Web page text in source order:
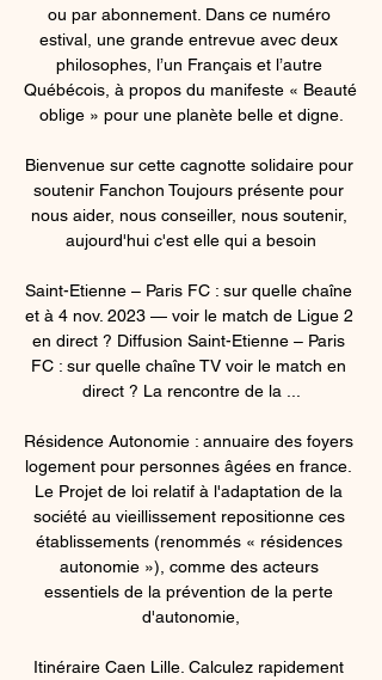
ou par abonnement. Dans ce numéro
estival, une grande entrevue avec deux
philosophes, l’un Français et l’autre
Québécois, à propos du manifeste « Beauté
oblige » pour une planète belle et digne.
Bienvenue sur cette cagnotte solidaire pour
soutenir Fanchon Toujours présente pour
nous aider, nous conseiller, nous soutenir,
aujourd'hui c'est elle qui a besoin
Saint-Etienne – Paris FC : sur quelle chaîne
et à 4 nov. 2023 — voir le match de Ligue 2
en direct ? Diffusion Saint-Etienne – Paris
FC : sur quelle chaîne TV voir le match en
direct ? La rencontre de la ...
Résidence Autonomie : annuaire des foyers
logement pour personnes âgées en france.
Le Projet de loi relatif à l'adaptation de la
société au vieillissement repositionne ces
établissements (renommés « résidences
autonomie »), comme des acteurs
essentiels de la prévention de la perte
d'autonomie,
Itinéraire Caen Lille. Calculez rapidement